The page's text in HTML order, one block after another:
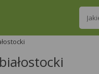
Wpisz